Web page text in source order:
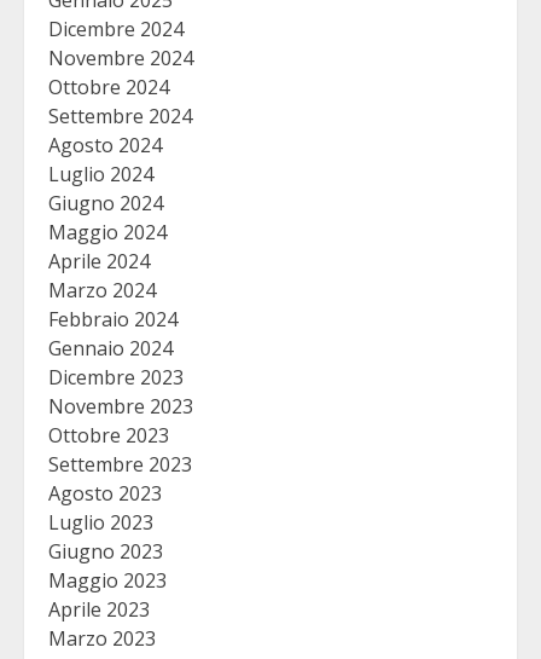
Dicembre 2024
Novembre 2024
Ottobre 2024
Settembre 2024
Agosto 2024
Luglio 2024
Giugno 2024
Maggio 2024
Aprile 2024
Marzo 2024
Febbraio 2024
Gennaio 2024
Dicembre 2023
Novembre 2023
Ottobre 2023
Settembre 2023
Agosto 2023
Luglio 2023
Giugno 2023
Maggio 2023
Aprile 2023
Marzo 2023